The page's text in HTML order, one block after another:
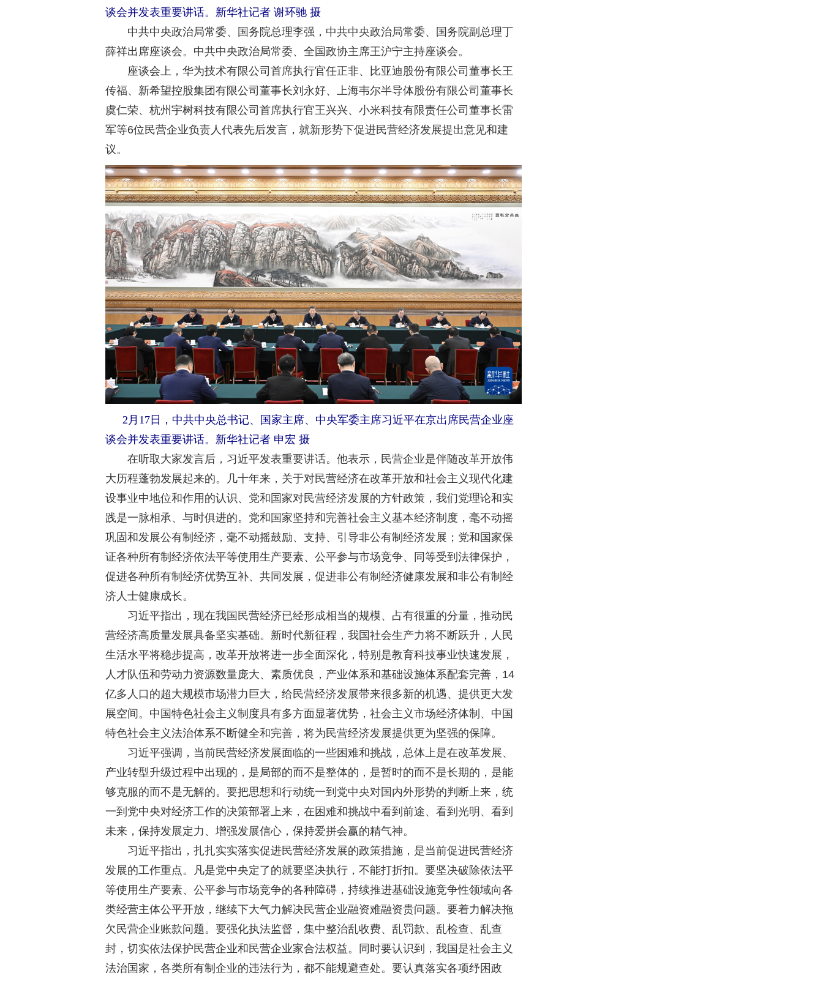
谈会并发表重要讲话。新华社记者 谢环驰 摄
中共中央政治局常委、国务院总理李强，中共中央政治局常委、国务院副总理丁
薛祥出席座谈会。中共中央政治局常委、全国政协主席王沪宁主持座谈会。
座谈会上，华为技术有限公司首席执行官任正非、比亚迪股份有限公司董事长王
传福、新希望控股集团有限公司董事长刘永好、上海韦尔半导体股份有限公司董事长
虞仁荣、杭州宇树科技有限公司首席执行官王兴兴、小米科技有限责任公司董事长雷
军等6位民营企业负责人代表先后发言，就新形势下促进民营经济发展提出意见和建
议。
2月17日，中共中央总书记、国家主席、中央军委主席习近平在京出席民营企业座
谈会并发表重要讲话。新华社记者 申宏 摄
在听取大家发言后，习近平发表重要讲话。他表示，民营企业是伴随改革开放伟
大历程蓬勃发展起来的。几十年来，关于对民营经济在改革开放和社会主义现代化建
设事业中地位和作用的认识、党和国家对民营经济发展的方针政策，我们党理论和实
践是一脉相承、与时俱进的。党和国家坚持和完善社会主义基本经济制度，毫不动摇
巩固和发展公有制经济，毫不动摇鼓励、支持、引导非公有制经济发展；党和国家保
证各种所有制经济依法平等使用生产要素、公平参与市场竞争、同等受到法律保护，
促进各种所有制经济优势互补、共同发展，促进非公有制经济健康发展和非公有制经
济人士健康成长。
习近平指出，现在我国民营经济已经形成相当的规模、占有很重的分量，推动民
营经济高质量发展具备坚实基础。新时代新征程，我国社会生产力将不断跃升，人民
生活水平将稳步提高，改革开放将进一步全面深化，特别是教育科技事业快速发展，
人才队伍和劳动力资源数量庞大、素质优良，产业体系和基础设施体系配套完善，14
亿多人口的超大规模市场潜力巨大，给民营经济发展带来很多新的机遇、提供更大发
展空间。中国特色社会主义制度具有多方面显著优势，社会主义市场经济体制、中国
特色社会主义法治体系不断健全和完善，将为民营经济发展提供更为坚强的保障。
习近平强调，当前民营经济发展面临的一些困难和挑战，总体上是在改革发展、
产业转型升级过程中出现的，是局部的而不是整体的，是暂时的而不是长期的，是能
够克服的而不是无解的。要把思想和行动统一到党中央对国内外形势的判断上来，统
一到党中央对经济工作的决策部署上来，在困难和挑战中看到前途、看到光明、看到
未来，保持发展定力、增强发展信心，保持爱拼会赢的精气神。
习近平指出，扎扎实实落实促进民营经济发展的政策措施，是当前促进民营经济
发展的工作重点。凡是党中央定了的就要坚决执行，不能打折扣。要坚决破除依法平
等使用生产要素、公平参与市场竞争的各种障碍，持续推进基础设施竞争性领域向各
类经营主体公平开放，继续下大气力解决民营企业融资难融资贵问题。要着力解决拖
欠民营企业账款问题。要强化执法监督，集中整治乱收费、乱罚款、乱检查、乱查
封，切实依法保护民营企业和民营企业家合法权益。同时要认识到，我国是社会主义
法治国家，各类所有制企业的违法行为，都不能规避查处。要认真落实各项纾困政